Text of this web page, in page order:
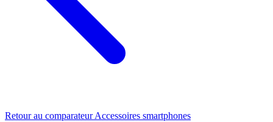
Retour au comparateur Accessoires smartphones